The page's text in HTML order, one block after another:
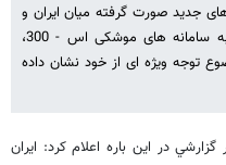
های جدید صورت گرفته میان ایران و
روسیه برای اجرای قرارداد معوقه مربوط به سامانه های موشکی اس - 300،
توجه ویژه ای از خود نشان داده
در اين باره اعلام كرد: ايران